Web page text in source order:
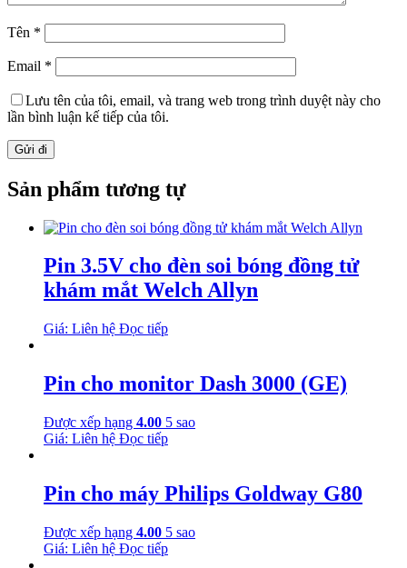
Tên *
Email *
Lưu tên của tôi, email, và trang web trong trình duyệt này cho
lần bình luận kế tiếp của tôi.
Sản phẩm tương tự
Pin 3.5V cho đèn soi bóng đồng tử
khám mắt Welch Allyn
Giá: Liên hệ Đọc tiếp
Pin cho monitor Dash 3000 (GE)
Được xếp hạng 4.00 5 sao
Giá: Liên hệ Đọc tiếp
Pin cho máy Philips Goldway G80
Được xếp hạng 4.00 5 sao
Giá: Liên hệ Đọc tiếp